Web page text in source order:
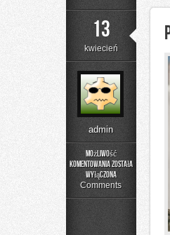
13
kwiecień
admin
Możliwość
komentowania
Porady
Triki
została
wyłączona
Comments